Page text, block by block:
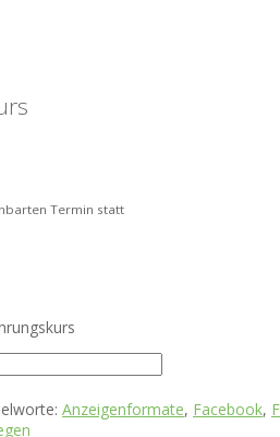
Termin statt
Anzeigenformate, Facebook,